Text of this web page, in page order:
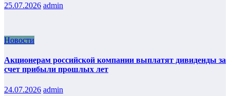
25.07.2026 admin
Новости
Акционерам российской компании выплатят дивиденды за
счет прибыли прошлых лет
24.07.2026 admin